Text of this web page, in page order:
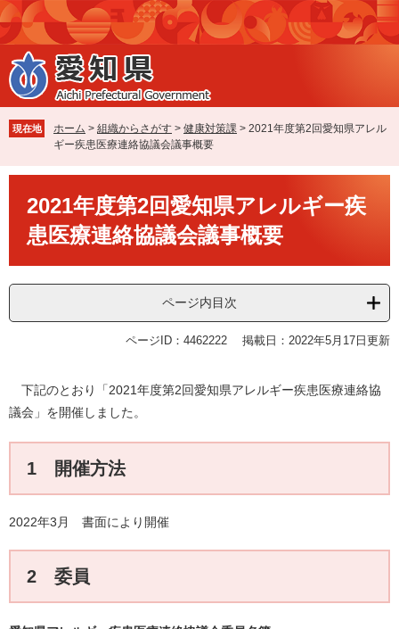
ペ
ー
ジ
の
先
で
す
メ
ニ
ュ
ー
を
ば
し
本
現在地 ホーム > 組織からさがす > 健康対策課 > 2021年度第2回愛知県アレル
ギー疾患医療連絡協議会議事概要
2021年度第2回愛知県アレルギー疾
患医療連絡協議会議事概要
ページ内目次
ページID：4462222 掲載日：2022年5月17日更新
下記のとおり「2021年度第2回愛知県アレルギー疾患医療連絡協
議会」を開催しました。
1 開催方法
2022年3月 書面により開催
2 委員